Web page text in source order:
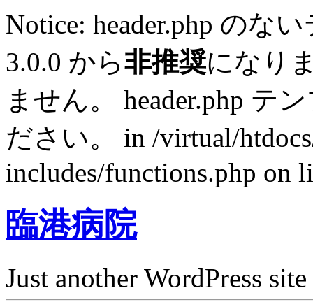
Notice: header.php のな
3.0.0 から非推奨になり
ません。 header.php テ
ださい。 in /virtual/
includes/functions.php on
臨港病院
Just another WordPress site